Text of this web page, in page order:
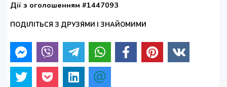
Дії з оголошенням #1447093
ПОДІЛІТЬСЯ З ДРУЗЯМИ І ЗНАЙОМИМИ